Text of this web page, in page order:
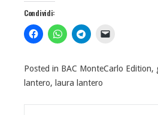
Condividi:
Posted in BAC MonteCarlo Edition,
lantero, laura lantero